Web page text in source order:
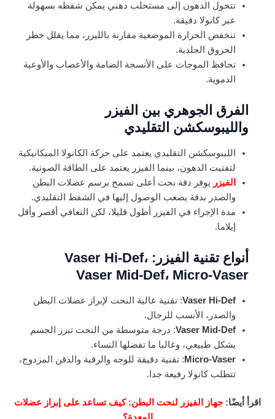
تتحول الدهون إلى مستحلب دهني يمكن شفطه بسهولة
عبر كانولا دقيقة.
تنخفض الحرارة الموضعية مقارنة بالليزر، مما يقلل خطر
الحروق الجلدية.
تحافظ الموجات على الأنسجة الضامة والأعصاب والأوعية
الدموية.
الفرق الجوهري بين الفيزر
والليبوسكشن التقليدي
الليبوسكشن التقليدي يعتمد على حركة الكانولا الميكانيكية
لتفتيت الدهون، بينما الفيزر يعتمد على الطاقة الصوتية.
الفيزر يوفر دقة نحت أعلى تسمح برسم عضلات البطن
والصدر بدقة يصعب الوصول إليها في الشفط التقليدي.
مدة الإجراء في الفيزر أطول قليلا، لكن التعافي أقصر وأقل
إيلاما.
أنواع تقنية الفيزر: Vaser Hi-Def،
Vaser Mid-Def، Micro-Vaser
Vaser Hi-Def: تقنية عالية النحت لإبراز عضلات البطن
والصدر، الأنسب للرجال.
Vaser Mid-Def: درجة متوسطة من النحت تبرز الجسم
بشكل طبيعي، وغالبا ما تفضلها النساء.
Micro-Vaser : تقنية دقيقة للوجه والرقبة والذقن المزدوج،
تتطلب كانولا رفيعة جدا.
اقرأ أيضًا: جهاز الفيزر لنحت البطن: كيف تساعد على إبراز عضلات